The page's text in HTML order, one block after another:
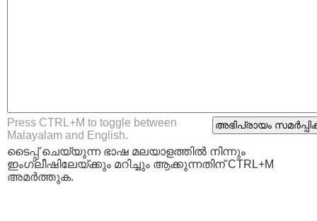
Press CTRL+M to toggle between
Malayalam and English.
ടൈപ്പ്‌ ചെയ്യുന്ന ഭാഷ മലയാളത്തില്‍ നിന്നും
ഇംഗ്ലീഷിലേയ്ക്കും മറിച്ചും ആക്കുന്നതിന് CTRL+M
അമര്‍ത്തുക.